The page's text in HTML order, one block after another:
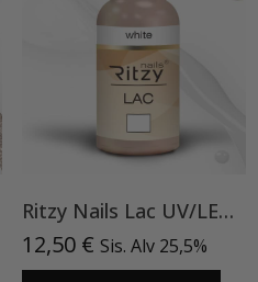
Ritzy Nails Lac UV/LED gel polish ”White”65, 9 ml, geelilakka TPO vapaa
12,50 € Sis. Alv 25,5%